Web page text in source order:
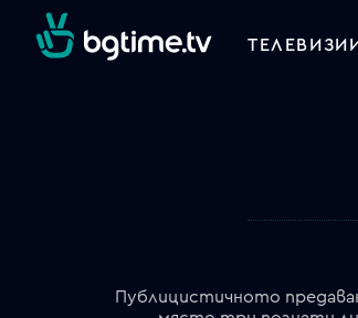
Публицистичното